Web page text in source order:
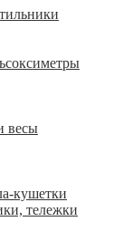
весы
кушетки
тележки